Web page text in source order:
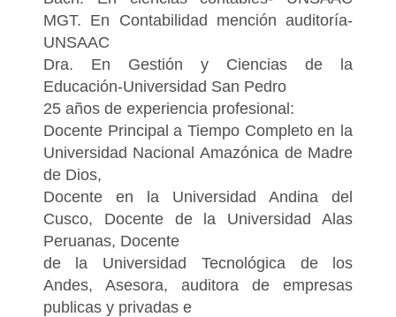
MGT. En Contabilidad mención auditoría-
UNSAAC
Dra. En Gestión y Ciencias de la
Educación-Universidad San Pedro
25 años de experiencia profesional:
Docente Principal a Tiempo Completo en la
Universidad Nacional Amazónica de Madre
de Dios,
Docente en la Universidad Andina del
Cusco, Docente de la Universidad Alas
Peruanas, Docente
de la Universidad Tecnológica de los
Andes, Asesora, auditora de empresas
publicas y privadas e